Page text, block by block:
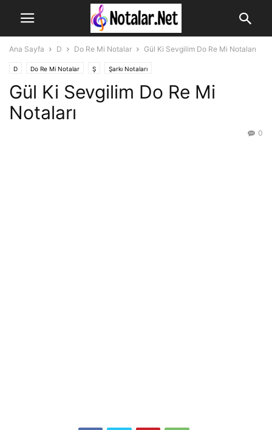
Ana Sayfa D Do Re Mi Notalar Gül Ki Sevgilim Do Re Mi Notaları
D Do Re Mi Notalar Ş Şarkı Notaları
Gül Ki Sevgilim Do Re Mi
Notaları
0